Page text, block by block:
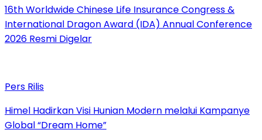
16th Worldwide Chinese Life Insurance Congress &
International Dragon Award (IDA) Annual Conference
2026 Resmi Digelar
Pers Rilis
Himel Hadirkan Visi Hunian Modern melalui Kampanye
Global “Dream Home”